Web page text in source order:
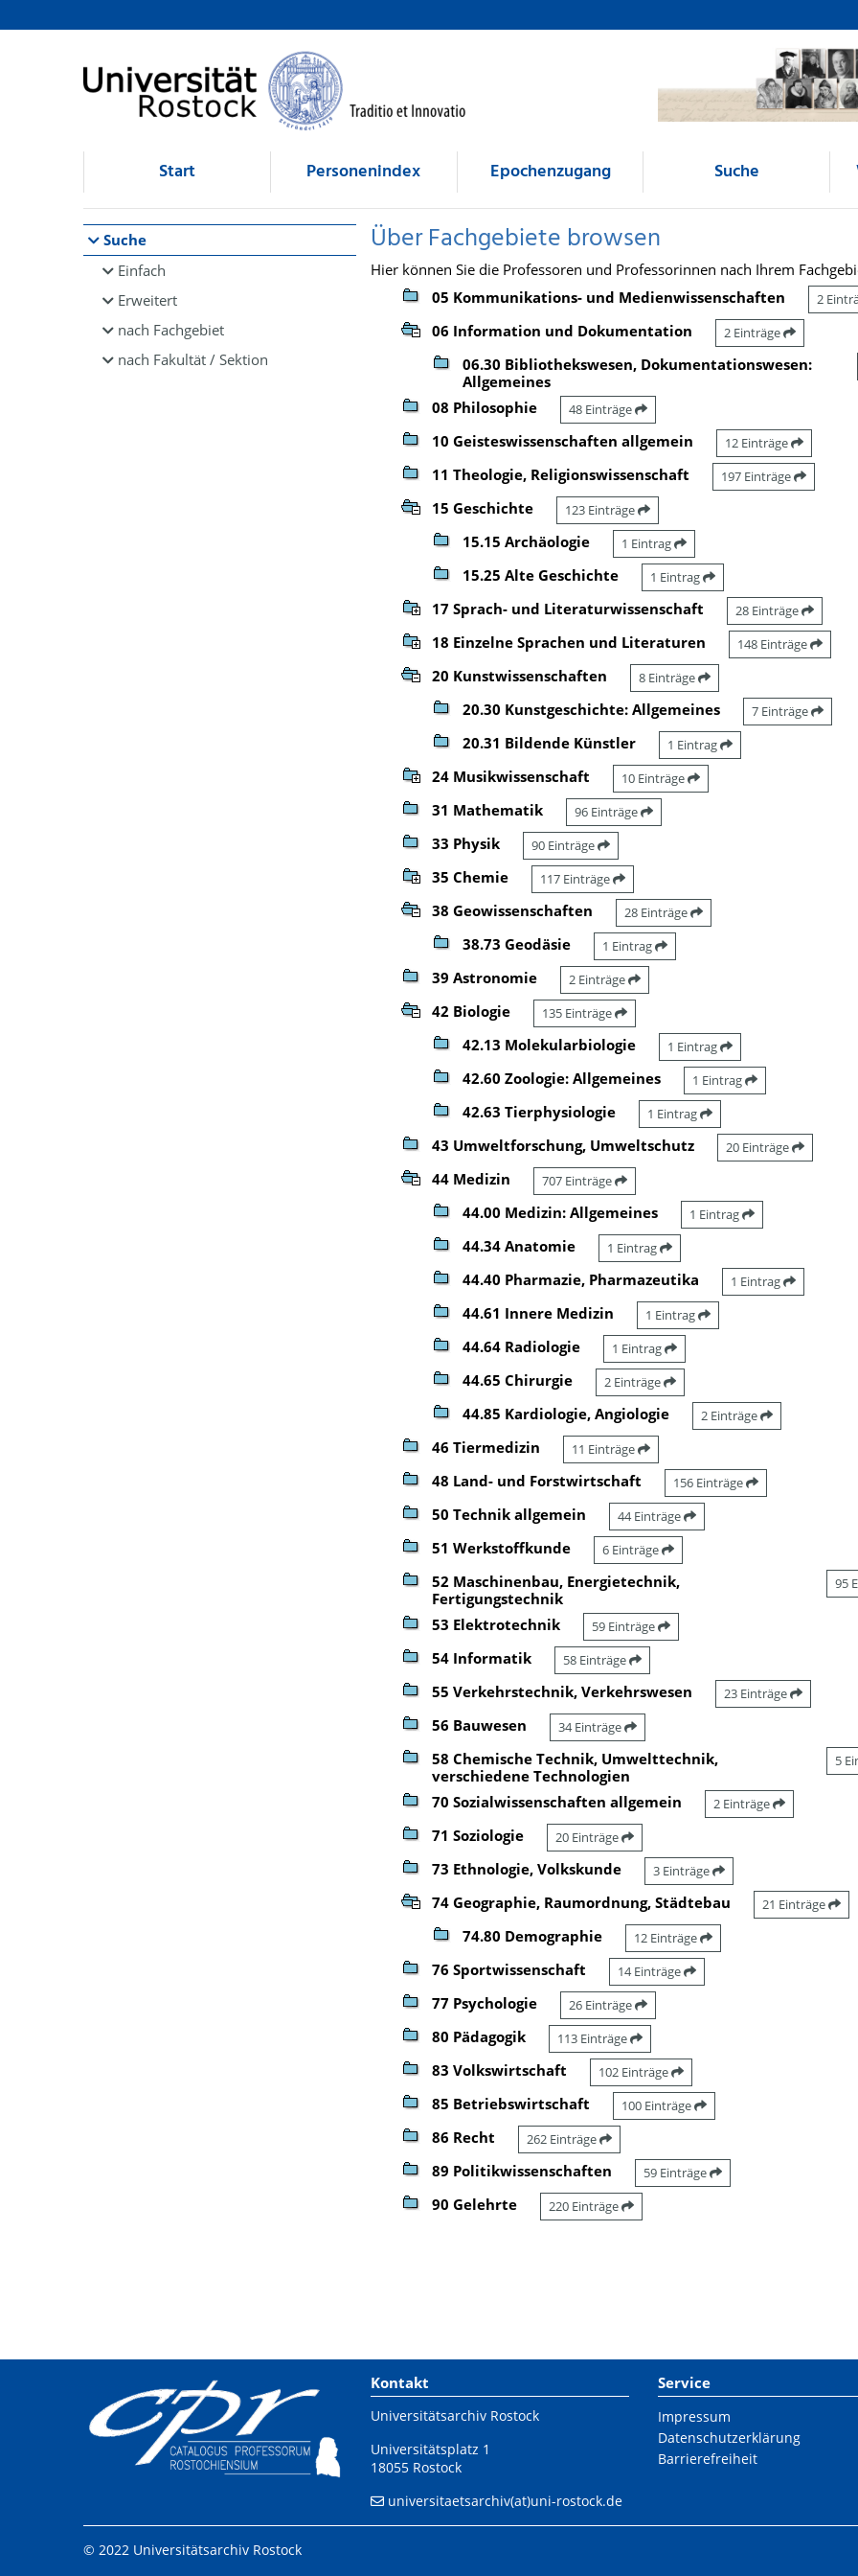
Browsen
direkt zum Inhalt
Start Personenindex Epochenzugang Suche
Suche
Einfach
Erweitert
nach Fachgebiet
nach Fakultät / Sektion
Über Fachgebiete browsen
Hier können Sie die Professoren und Professorinnen nach Ihrem
05 Kommunikations- und Medienwissenschaften
2
06 Information und Dokumentation 2 Einträge
06.30 Bibliothekswesen, Dokumentationswesen:
Allgemeines
08 Philosophie 48 Einträge
10 Geisteswissenschaften allgemein 12 Einträge
11 Theologie, Religionswissenschaft 197 Einträge
15 Geschichte 123 Einträge
15.15 Archäologie 1 Eintrag
15.25 Alte Geschichte 1 Eintrag
17 Sprach- und Literaturwissenschaft 28 Einträge
18 Einzelne Sprachen und Literaturen 148 Einträge
20 Kunstwissenschaften 8 Einträge
20.30 Kunstgeschichte: Allgemeines 7 Einträge
20.31 Bildende Künstler 1 Eintrag
24 Musikwissenschaft 10 Einträge
31 Mathematik 96 Einträge
33 Physik 90 Einträge
35 Chemie 117 Einträge
38 Geowissenschaften 28 Einträge
38.73 Geodäsie 1 Eintrag
39 Astronomie 2 Einträge
42 Biologie 135 Einträge
42.13 Molekularbiologie 1 Eintrag
42.60 Zoologie: Allgemeines 1 Eintrag
42.63 Tierphysiologie 1 Eintrag
43 Umweltforschung, Umweltschutz 20 Einträge
44 Medizin 707 Einträge
44.00 Medizin: Allgemeines 1 Eintrag
44.34 Anatomie 1 Eintrag
44.40 Pharmazie, Pharmazeutika 1 Eintrag
44.61 Innere Medizin 1 Eintrag
44.64 Radiologie 1 Eintrag
44.65 Chirurgie 2 Einträge
44.85 Kardiologie, Angiologie 2 Einträge
46 Tiermedizin 11 Einträge
48 Land- und Forstwirtschaft 156 Einträge
50 Technik allgemein 44 Einträge
51 Werkstoffkunde 6 Einträge
52 Maschinenbau, Energietechnik,
Fertigungstechnik
95
53 Elektrotechnik 59 Einträge
54 Informatik 58 Einträge
55 Verkehrstechnik, Verkehrswesen 23 Einträge
56 Bauwesen 34 Einträge
58 Chemische Technik, Umwelttechnik,
verschiedene Technologien
5
70 Sozialwissenschaften allgemein 2 Einträge
71 Soziologie 20 Einträge
73 Ethnologie, Volkskunde 3 Einträge
74 Geographie, Raumordnung, Städtebau 21 Einträge
74.80 Demographie 12 Einträge
76 Sportwissenschaft 14 Einträge
77 Psychologie 26 Einträge
80 Pädagogik 113 Einträge
83 Volkswirtschaft 102 Einträge
85 Betriebswirtschaft 100 Einträge
86 Recht 262 Einträge
89 Politikwissenschaften 59 Einträge
90 Gelehrte 220 Einträge
Kontakt
Universitätsarchiv Rostock
Universitätsplatz 1
18055 Rostock
universitaetsarchiv(at)uni-rostock.de
Service
Impressum
Datenschutzerklärung
Barrierefreiheit
© 2022 Universitätsarchiv Rostock